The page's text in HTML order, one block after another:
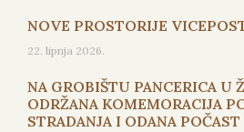
NOVE PROSTORIJE
22. lipnja 2026.
NA GROBIŠTU PANCERICA U
ODRŽANA KOMEMORACIJA
STRADANJA I ODANA